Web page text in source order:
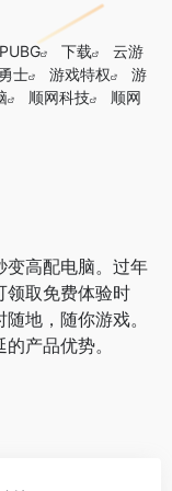
PUBG 下载
云游
士 游戏特权
游
顺网科技
顺网
变高配电脑。过年
领取免费体验时
地，随你游戏。
产品优势。